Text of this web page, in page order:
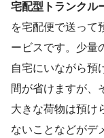
宅配型トランクル
を宅配便で送って
ービスです。少量
自宅にいながら預
間が省けますが、
大きな荷物は預け
ないことなどがデ